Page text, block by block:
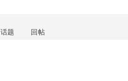
话题 回帖